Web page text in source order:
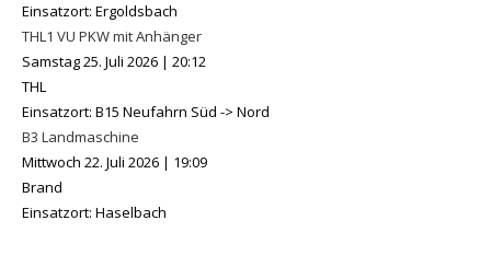
Einsatzort: Ergoldsbach
THL1 VU PKW mit Anhänger
Samstag 25. Juli 2026 | 20:12
THL
Einsatzort: B15 Neufahrn Süd -> Nord
B3 Landmaschine
Mittwoch 22. Juli 2026 | 19:09
Brand
Einsatzort: Haselbach